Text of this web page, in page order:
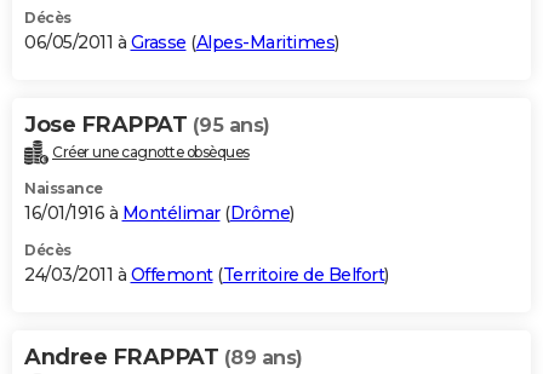
Décès
06/05/2011 à Grasse (Alpes-Maritimes)
Jose FRAPPAT (95 ans)
Créer une cagnotte obsèques
Naissance
16/01/1916 à Montélimar(Drôme)
Décès
24/03/2011 à Offemont(Territoire de Belfort)
Andree FRAPPAT (89 ans)